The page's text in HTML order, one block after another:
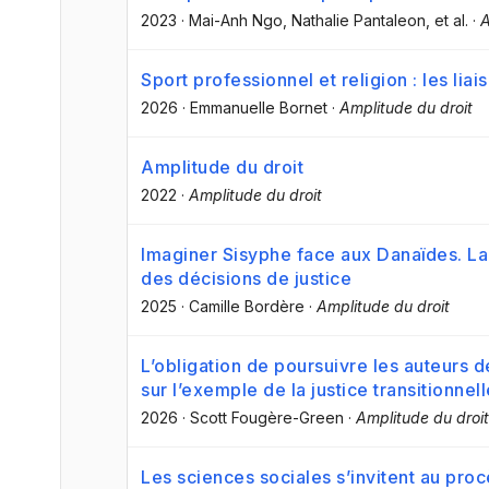
2023 · Mai-Anh Ngo , Nathalie Pantaleon , et al. ·
Sport professionnel et religion : les
2026 · Emmanuelle Bornet · Amplitude du droit
Amplitude du droit
2022 · Amplitude du droit
Imaginer Sisyphe face aux Danaïdes.
des décisions de justice
2025 · Camille Bordère · Amplitude du droit
L’obligation de poursuivre les auteurs
sur l’exemple de la justice
2026 · Scott Fougère-Green · Amplitude du droit
Les sciences sociales s’invitent au